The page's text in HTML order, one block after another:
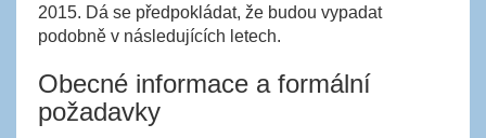
2015. Dá se předpokládat, že budou vypadat
podobně v následujících letech.
Obecné informace a formální
požadavky